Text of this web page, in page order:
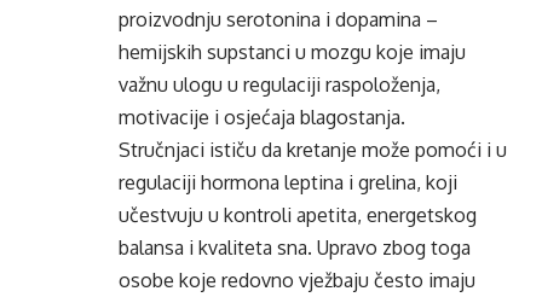
proizvodnju serotonina i dopamina –
hemijskih supstanci u mozgu koje imaju
važnu ulogu u regulaciji raspoloženja,
motivacije i osjećaja blagostanja.
Stručnjaci ističu da kretanje može pomoći i u
regulaciji hormona leptina i grelina, koji
učestvuju u kontroli apetita, energetskog
balansa i kvaliteta sna. Upravo zbog toga
osobe koje redovno vježbaju često imaju